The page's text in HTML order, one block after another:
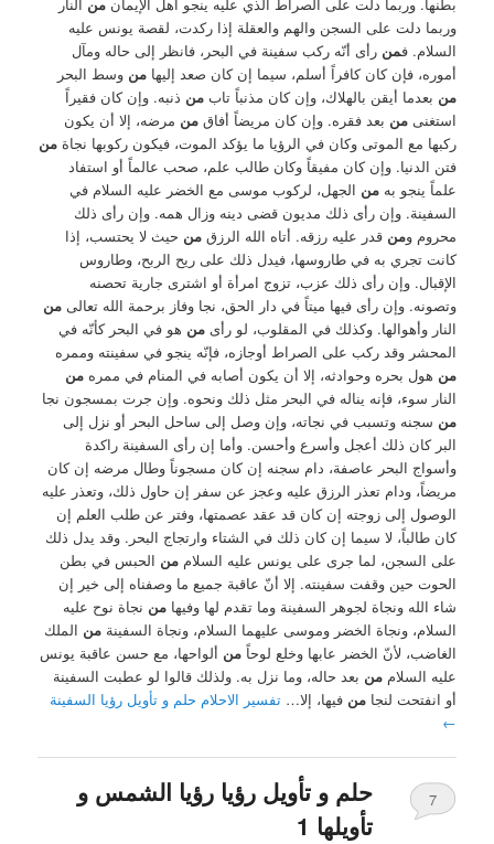
وربما دلت على السجن والهم والعقلة إذا ركدت، لقصة يونس عليه
السلام. فمن رأى أنّه ركب سفينة في البحر، فانظر إلى حاله ومآل
أموره، فإن كان كافراً أسلم، سيما إن كان صعد إليهامن وسط البحر
من بعدما أيقن بالهلاك، وإن كان مذنباً تابمن ذنبه. وإن كان فقيراً
استغنىمن بعد فقره. وإن كان مريضاً أفاقمن مرضه، إلا أن يكون
ركبها مع الموتى وكان في الرؤيا ما يؤكد الموت، فيكون ركوبها نجاةمن
فتن الدنيا. وإن كان مفيقاً وكان طالب علم، صحب عالماً أو استفاد
علماً ينجو بهمن الجهل، لركوب موسى مع الخضر عليه السلام في
السفينة. وإن رأى ذلك مديون قضى دينه وزال همه. وإن رأى ذلك
محروم ومن قدر عليه رزقه. أتاه الله الرزقمن حيث لا يحتسب، إذا
كانت تجري به في طاروسها، فيدل ذلك على ريح الربح، وطاروس
الإقبال. وإن رأى ذلك عزب، تزوج امرأة أو اشترى جارية تحصنه
وتصونه. وإن رأى فيها ميتاً في دار الحق، نجا وفاز برحمة الله تعالىمن
النار وأهوالها. وكذلك في المقلوب، لو رأىمن هو في البحر كأنّه في
المحشر وقد ركب على الصراط أوجازه، فإنّه ينجو في سفينته وممره
من هول بحره وحوادثه، إلا أن يكون أصابه في المنام في ممرهمن
النار سوء، فإنه يناله في البحر مثل ذلك ونحوه. وإن جرت بمسجون نجا
من سجنه وتسبب في نجاته، وإن وصل إلى ساحل البحر أو نزل إلى
البر كان ذلك أعجل وأسرع وأحسن. وأما إن رأى السفينة راكدة
وأسواج البحر عاصفة، دام سجنه إن كان مسجوناً وطال مرضه إن كان
مريضاً، ودام تعذر الرزق عليه وعجز عن سفر إن حاول ذلك، وتعذر عليه
الوصول إلى زوجته إن كان قد عقد عصمتها، وفتر عن طلب العلم إن
كان طالباً، لا سيما إن كان ذلك في الشتاء وارتجاج البحر. وقد يدل ذلك
على السجن، لما جرى على يونس عليه السلاممن الحبس في بطن
الحوت حين وقفت سفينته. إلا أنّ عاقبة جميع ما وصفناه إلى خير إن
شاء الله ونجاة لجوهر السفينة وما تقدم لها وفيهامن نجاة نوح عليه
السلام، ونجاة الخضر وموسى عليهما السلام، ونجاة السفينةمن الملك
الغاضب، لأنّ الخضر عابها وخلع لوحاًمن ألواحها، مع حسن عاقبة يونس
عليه السلاممن بعد حاله، وما نزل به. ولذلك قالوا لو عطبت السفينة
أو انفتحت لنجامن فيها، إلا…تفسير الاحلام حلم و تأويل رؤيا السفينة
←
حلم و تأويل رؤيا رؤيا الشمس و
تأويلها 1
7